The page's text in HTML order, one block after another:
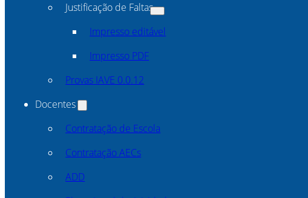
Justificação de Faltas
Impresso editável
Impresso PDF
Provas IAVE 0.0.12
Docentes
Contratação de Escola
Contratação AECs
ADD